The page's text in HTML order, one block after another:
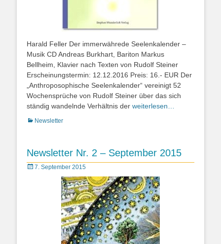
Harald Feller Der immerwährede Seelenkalender –
Musik CD Andreas Burkhart, Bariton Markus
Bellheim, Klavier nach Texten von Rudolf Steiner
Erscheinungstermin: 12.12.2016 Preis: 16.- EUR Der
„Anthroposophische Seelenkalender“ vereinigt 52
Wochensprüche von Rudolf Steiner über das sich
ständig wandelnde Verhältnis der weiterlesen…
Kategorien
Newsletter
Newsletter Nr. 2 – September 2015
Posted
7. September 2015